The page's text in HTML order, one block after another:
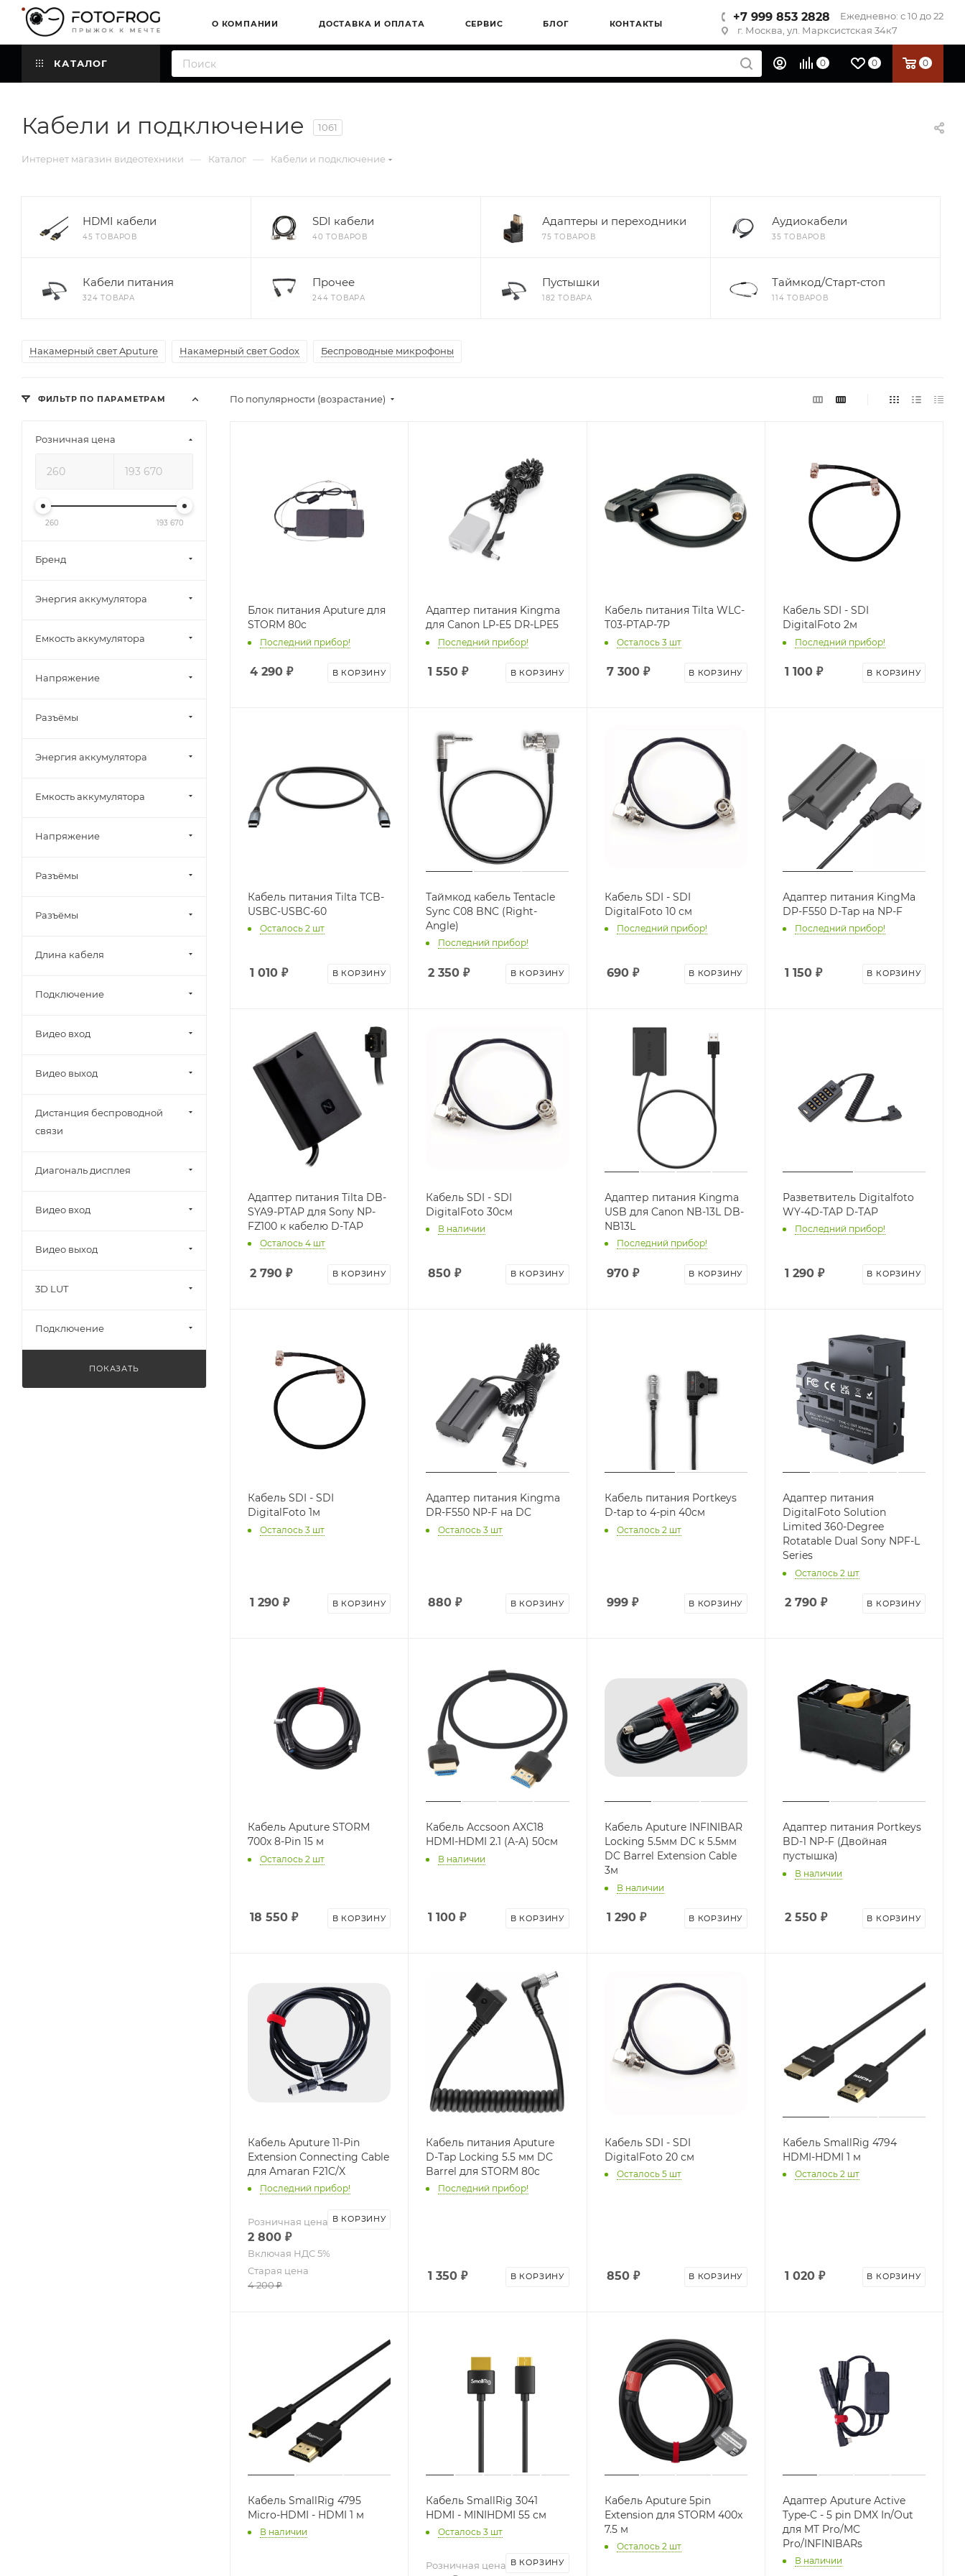
О КОМПАНИИ ДОСТАВКА И ОПЛАТА СЕРВИС БЛОГ КОНТАКТЫ
+7 999 853 2828
Ежедневно: с 10 до 22
г. Москва, ул. Марксистская 34к7
КАТАЛОГ 0 0 0
Кабели и подключение 1061
Интернет магазин видеотехники — Каталог — Кабели и подключение
HDMI кабели
45 ТОВАРОВ
SDI кабели
40 ТОВАРОВ
Адаптеры и переходники
75 ТОВАРОВ
Аудиокабели
35 ТОВАРОВ
Кабели питания
324 ТОВАРА
Прочее
244 ТОВАРА
Пустышки
182 ТОВАРА
Таймкод/Старт‑стоп
114 ТОВАРОВ
Накамерный свет Aputure Накамерный свет Godox Беспроводные микрофоны
По популярности (возрастание)
Блок питания Aputure для
STORM 80c
Последний прибор!
4 290 ₽ В КОРЗИНУ
Адаптер питания Kingma
для Canon LP-E5 DR-LPE5
Последний прибор!
1 550 ₽ В КОРЗИНУ
Кабель питания Tilta WLC-
T03-PTAP-7P
Осталось 3 шт
7 300₽ В КОРЗИНУ
Кабель SDI - SDI
DigitalFoto 2м
Последний прибор!
1 100₽ В КОРЗИНУ
Кабель питания Tilta TCB-
USBC-USBC-60
Осталось 2 шт
1 010 ₽ В КОРЗИНУ
Таймкод кабель Tentacle
Sync C08 BNC (Right-
Angle)
Последний прибор!
2 350 ₽ В КОРЗИНУ
Кабель SDI - SDI
DigitalFoto 10 см
Последний прибор!
690₽ В КОРЗИНУ
Адаптер питания KingMa
DP-F550 D-Tap на NP-F
Последний прибор!
1 150₽ В КОРЗИНУ
Адаптер питания Tilta DB-
SYA9-PTAP для Sony NP-
FZ100 к кабелю D-TAP
Осталось 4 шт
2 790 ₽ В КОРЗИНУ
Кабель SDI - SDI
DigitalFoto 30см
В наличии
850 ₽ В КОРЗИНУ
Адаптер питания Kingma
USB для Canon NB-13L DB-
NB13L
Последний прибор!
970₽ В КОРЗИНУ
Разветвитель Digitalfoto
WY-4D-TAP D-TAP
Последний прибор!
1 290₽ В КОРЗИНУ
Кабель SDI - SDI
DigitalFoto 1м
Осталось 3 шт
1 290 ₽ В КОРЗИНУ
Адаптер питания Kingma
DR-F550 NP-F на DC
Осталось 3 шт
880 ₽ В КОРЗИНУ
Кабель питания Portkeys
D-tap to 4-pin 40см
Осталось 2 шт
999₽ В КОРЗИНУ
Адаптер питания
DigitalFoto Solution
Limited 360-Degree
Rotatable Dual Sony NPF-L
Series
Осталось 2 шт
2 790₽ В КОРЗИНУ
Кабель Aputure STORM
700x 8-Pin 15 м
Осталось 2 шт
18 550 ₽ В КОРЗИНУ
Кабель Accsoon AXC18
HDMI-HDMI 2.1 (A-A) 50см
В наличии
1 100 ₽ В КОРЗИНУ
Кабель Aputure INFINIBAR
Locking 5.5мм DC к 5.5мм
DC Barrel Extension Cable
3м
В наличии
1 290₽ В КОРЗИНУ
Адаптер питания Portkeys
BD-1 NP-F (Двойная
пустышка)
В наличии
2 550₽ В КОРЗИНУ
Кабель Aputure 11-Pin
Extension Connecting Cable
для Amaran F21C/X
Последний прибор!
Розничная цена
2 800 ₽
Старая цена
4 200₽
В КОРЗИНУ
Кабель питания Aputure
D-Tap Locking 5.5 мм DC
Barrel для STORM 80c
Последний прибор!
1 350 ₽ В КОРЗИНУ
Кабель SDI - SDI
DigitalFoto 20 см
Осталось 5 шт
850₽ В КОРЗИНУ
Кабель SmallRig 4794
HDMI-HDMI 1 м
Осталось 2 шт
1 020₽ В КОРЗИНУ
Кабель SmallRig 4795
Micro-HDMI - HDMI 1 м
В наличии
Кабель SmallRig 3041
HDMI - MINIHDMI 55 см
Осталось 3 шт
Розничная цена В КОРЗИНУ
Кабель Aputure 5pin
Extension для STORM 400x
7.5 м
Осталось 2 шт
Адаптер Aputure Active
Type-C - 5 pin DMX In/Out
для MT Pro/MC
Pro/INFINIBARs
В наличии
ФИЛЬТР ПО ПАРАМЕТРАМ
Розничная цена
260 193 670
Бренд
Энергия аккумулятора
Емкость аккумулятора
Напряжение
Разъёмы
Энергия аккумулятора
Емкость аккумулятора
Напряжение
Разъёмы
Разъёмы
Длина кабеля
Подключение
Видео вход
Видео выход
Дистанция беспроводной
связи
Диагональ дисплея
Видео вход
Видео выход
3D LUT
Подключение
ПОКАЗАТЬ